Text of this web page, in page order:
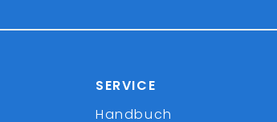
SERVICE
Handbuch